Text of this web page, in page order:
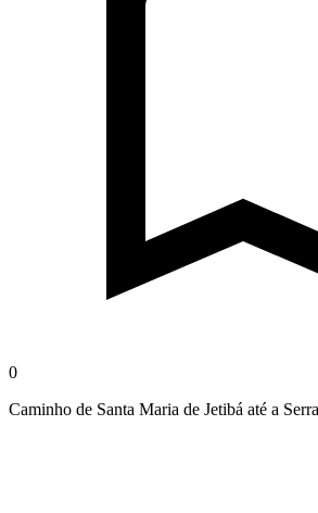
0
Caminho de Santa Maria de Jetibá até a